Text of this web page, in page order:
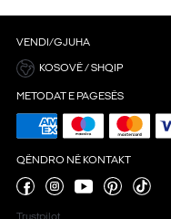
VENDI/GJUHA
KOSOVË / SHQIP
METODAT E PAGESËS
QËNDRO NË KONTAKT